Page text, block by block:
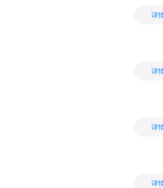
详
详
详
详